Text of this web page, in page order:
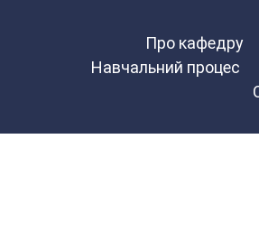
Про кафедру
Навчальний процес